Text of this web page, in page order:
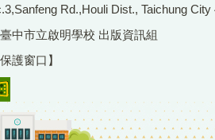
Rd.,Houli Dist., Taichung
中市立啟明學校 出版資訊組
護窗口】